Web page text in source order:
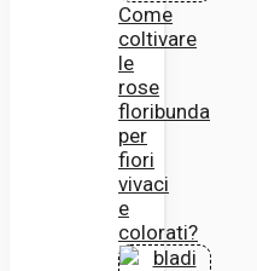
Come
coltivare
le
rose
floribunda
per
fiori
vivaci
e
colorati?